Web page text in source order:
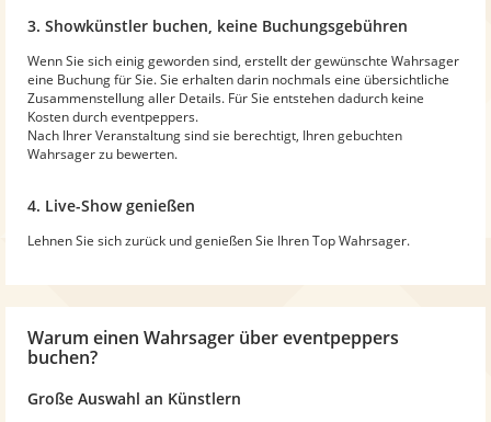
3. Showkünstler buchen, keine Buchungsgebühren
Wenn Sie sich einig geworden sind, erstellt der gewünschte Wahrsager
eine Buchung für Sie. Sie erhalten darin nochmals eine übersichtliche
Zusammenstellung aller Details. Für Sie entstehen dadurch keine
Kosten durch eventpeppers.
Nach Ihrer Veranstaltung sind sie berechtigt, Ihren gebuchten
Wahrsager zu bewerten.
4. Live-Show genießen
Lehnen Sie sich zurück und genießen Sie Ihren Top Wahrsager.
Warum einen Wahrsager über eventpeppers
buchen?
Große Auswahl an Künstlern